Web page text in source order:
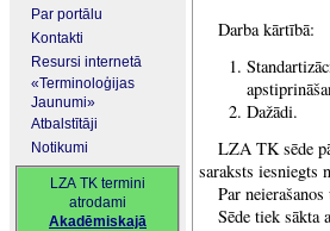
Par portālu
Kontakti
Resursi internetā
«Terminoloģijas
Jaunumi»
Atbalstītāji
Notikumi
LZA TK termini
atrodami
Akadēmiskajā
Darba kārtībā:
Dažādi.
LZA TK sēde
saraksts iesniegts
Par
Sēde tiek sākta